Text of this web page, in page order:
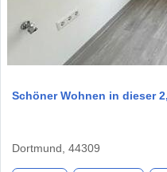
Schöner Wohnen in dieser
Dortmund, 44309